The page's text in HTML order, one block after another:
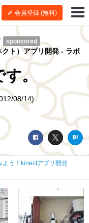
会員登録 (無料)
sponsored
ト）アプリ開発 - ラボ
す。
08/14)
よう！kinectアプリ開発